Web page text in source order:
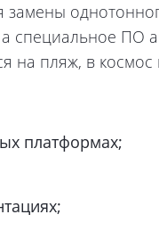
замены
специальное ПО
на пляж, в
платформах;